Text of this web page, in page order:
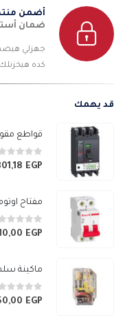
أضمن
ضمان
جهزلي
كده
قد يهمك
0من 5
EGP
مفتاح
0من 5
EGP
ماكينة
0من 5
EGP